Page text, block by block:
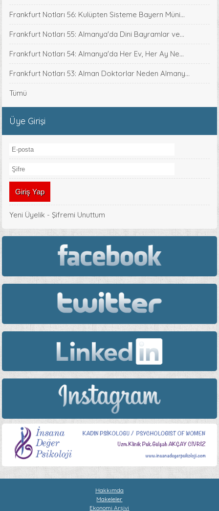
Frankfurt Notları 56: Kulüpten Sisteme Bayern Müni...
Frankfurt Notları 55: Almanya'da Dini Bayramlar ve...
Frankfurt Notları 54: Almanya'da Her Ev, Her Ay Ne...
Frankfurt Notları 53: Alman Doktorlar Neden Almany...
Tümü
Üye Girişi
Yeni Üyelik -Şifremi Unuttum
Hakkımda
Makeleler
Ekonomi Arşivi